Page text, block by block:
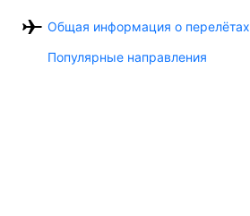
Общая информация о перелётах
Популярные направления